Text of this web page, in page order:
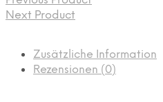
Next Product
Zusätzliche Information
Rezensionen (0)